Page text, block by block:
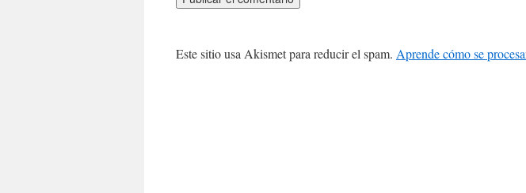
Este sitio usa Akismet para reducir el spam. Aprende cómo se